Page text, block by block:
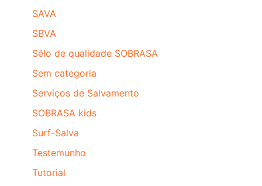
SAVA
SBVA
Sêlo de qualidade SOBRASA
Sem categoria
Serviços de Salvamento
SOBRASA kids
Surf-Salva
Testemunho
Tutorial